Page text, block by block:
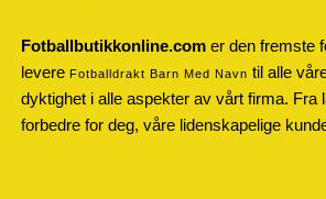
Fotballbutikkonline.com er den fremste
levere Fotballdrakt Barn Med Navn til alle
dyktighet i alle aspekter av vårt firma.
forbedre for deg, våre lidenskapelige